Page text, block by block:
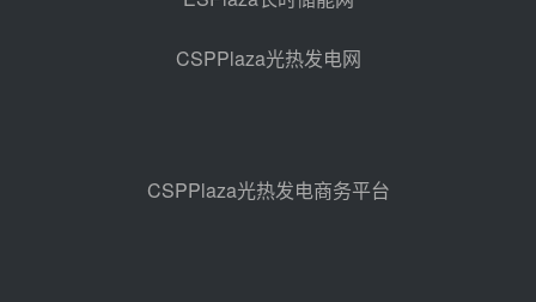
中能建华中试研院中标重能新疆
100MW光热项目机组调试及性能
试验
前天 08-05 10:41
格局
前天 08-05 09:11
CSPPlaza光热发电网
CSPPlaza光热发电商务平台